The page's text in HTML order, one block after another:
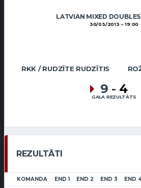
LATVIAN MIXED
30/03/2013 19:00
RKK / RUDZĪTE RUDZĪTIS
9 - 4
GALA REZULTĀTS
REZULTĀTI
KOMANDA END 1 END 2 END 3 END